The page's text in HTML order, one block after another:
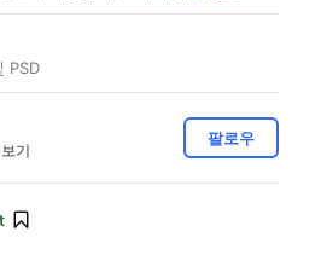
PSD
기
팔로우